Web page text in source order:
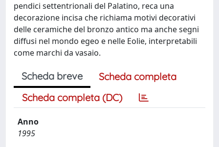
pendici settentrionali del Palatino, reca una
decorazione incisa che richiama motivi decorativi
delle ceramiche del bronzo antico ma anche segni
diffusi nel mondo egeo e nelle Eolie, interpretabili
come marchi da vasaio.
Scheda breve
Scheda completa
Scheda completa (DC)
Anno
1995